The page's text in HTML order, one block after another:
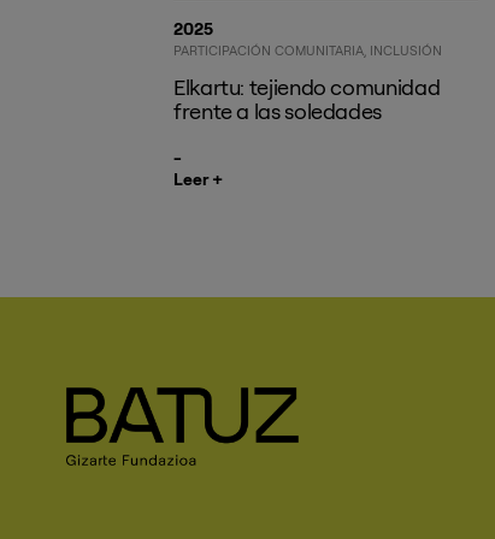
2025
PARTICIPACIÓN COMUNITARIA INCLUSIÓN
Elkartu: tejiendo comunidad
frente a las soledades
Leer +